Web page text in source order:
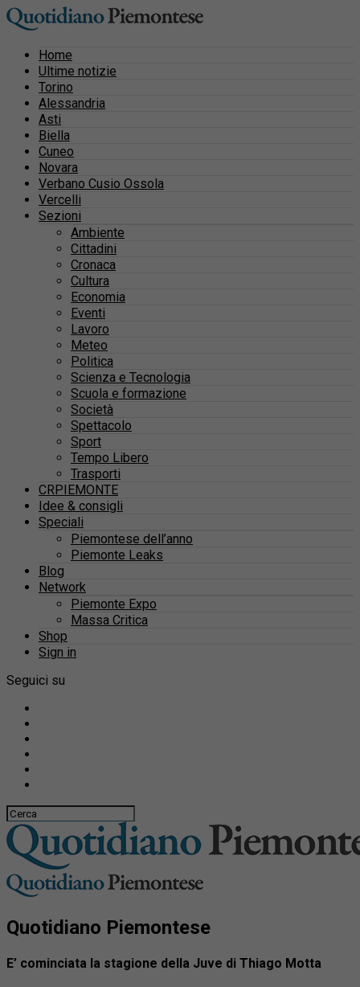
Home
Ultime notizie
Torino
Alessandria
Asti
Biella
Cuneo
Novara
Verbano Cusio Ossola
Vercelli
Sezioni
Ambiente
Cittadini
Cronaca
Cultura
Economia
Eventi
Lavoro
Meteo
Politica
Scienza e Tecnologia
Scuola e formazione
Società
Spettacolo
Sport
Tempo Libero
Trasporti
CRPIEMONTE
Idee & consigli
Speciali
Piemontese dell’anno
Piemonte Leaks
Blog
Network
Piemonte Expo
Massa Critica
Shop
Sign in
Seguici su
Quotidiano Piemontese
E’ cominciata la stagione della Juve di Thiago Motta